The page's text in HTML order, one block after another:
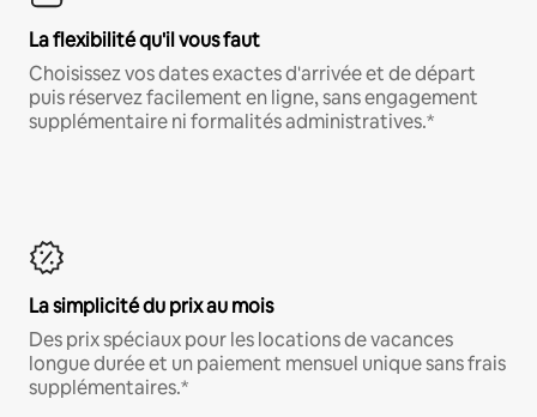
La flexibilité qu'il vous faut
Choisissez vos dates exactes d'arrivée et de départ
puis réservez facilement en ligne, sans engagement
supplémentaire ni formalités administratives.*
La simplicité du prix au mois
Des prix spéciaux pour les locations de vacances
longue durée et un paiement mensuel unique sans frais
supplémentaires.*